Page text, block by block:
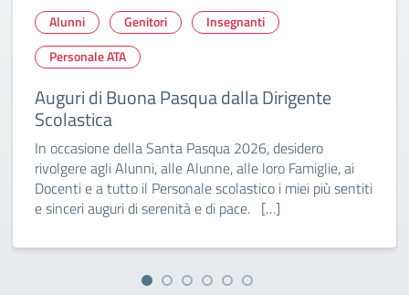
Alunni Genitori
Insegnanti
Personale ATA
Auguri di Buona Pasqua dalla Dirigente
Scolastica
In occasione della Santa Pasqua 2026, desidero
rivolgere agli Alunni, alle Alunne, alle loro Famiglie, ai
Docenti e a tutto il Personale scolastico i miei più sentiti
e sinceri auguri di serenità e di pace. […]